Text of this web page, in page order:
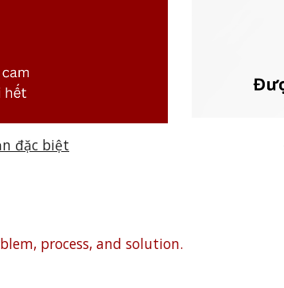
đặc biệt
process, and solution.